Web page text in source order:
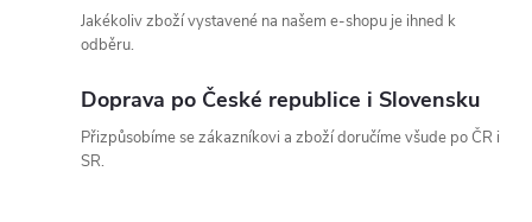
Jakékoliv zboží vystavené na našem e-shopu je ihned k
odběru.
Doprava po České republice i Slovensku
Přizpůsobíme se zákazníkovi a zboží doručíme všude po ČR i
SR.